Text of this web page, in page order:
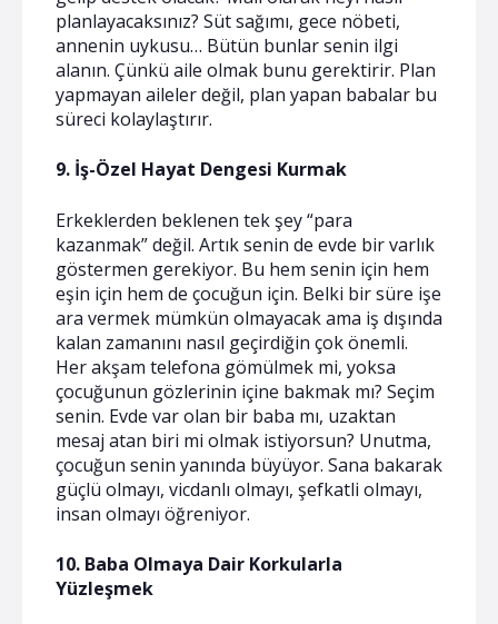
planlayacaksınız? Süt sağımı, gece nöbeti,
annenin uykusu… Bütün bunlar senin ilgi
alanın. Çünkü aile olmak bunu gerektirir. Plan
yapmayan aileler değil, plan yapan babalar bu
süreci kolaylaştırır.
9. İş-Özel Hayat Dengesi Kurmak
Erkeklerden beklenen tek şey “para
kazanmak” değil. Artık senin de evde bir varlık
göstermen gerekiyor. Bu hem senin için hem
eşin için hem de çocuğun için. Belki bir süre işe
ara vermek mümkün olmayacak ama iş dışında
kalan zamanını nasıl geçirdiğin çok önemli.
Her akşam telefona gömülmek mi, yoksa
çocuğunun gözlerinin içine bakmak mı? Seçim
senin. Evde var olan bir baba mı, uzaktan
mesaj atan biri mi olmak istiyorsun? Unutma,
çocuğun senin yanında büyüyor. Sana bakarak
güçlü olmayı, vicdanlı olmayı, şefkatli olmayı,
insan olmayı öğreniyor.
10. Baba Olmaya Dair Korkularla
Yüzleşmek